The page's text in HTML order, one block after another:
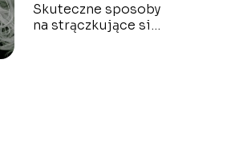
Skuteczne sposoby
na strączkujące się